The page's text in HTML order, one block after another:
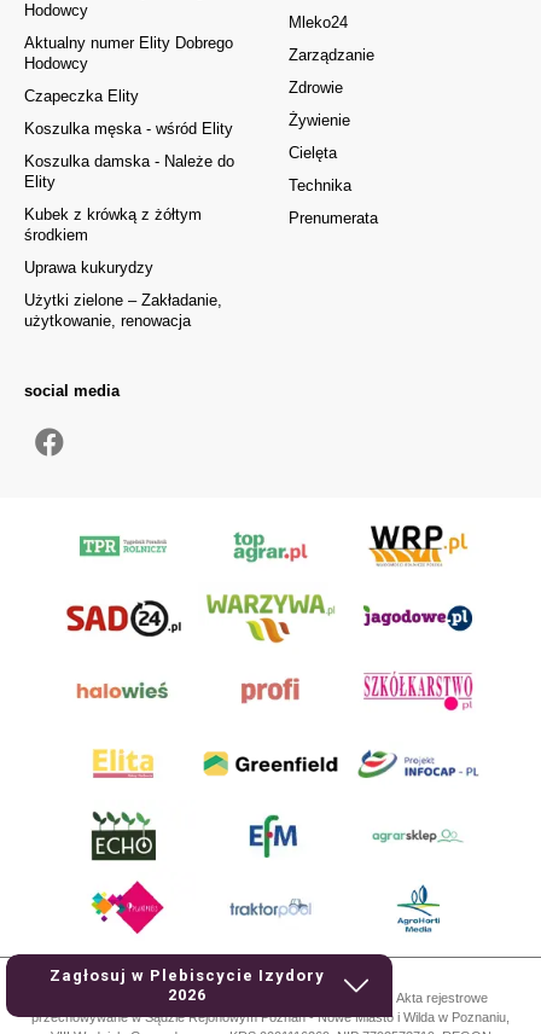
Zagłosuj w Plebiscycie Izydory
2026
Mleko24
Zarządzanie
Zdrowie
Żywienie
Cielęta
Technika
Prenumerata
Hodowcy
Aktualny numer Elity Dobrego
Hodowcy
Czapeczka Elity
Koszulka męska - wśród Elity
Koszulka damska - Należe do
Elity
Kubek z krówką z żółtym
środkiem
Uprawa kukurydzy
Użytki zielone – Zakładanie,
użytkowanie, renowacja
social media
AgroHorti Media Sp. z o.o. ul. Metalowa 5, 60-118 Poznań. Akta rejestrowe
przechowywane w Sądzie Rejonowym Poznań - Nowe Miasto i Wilda w Poznaniu,